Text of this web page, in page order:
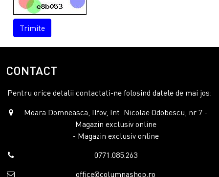
Trimite
CONTACT
Pentru orice detalii contactati-ne folosind datele de mai jos:
Moara Domneasca, Ilfov, Int. Nicolae Odobescu, nr 7 -
Magazin exclusiv online
- Magazin exclusiv online
0771.085.263
office@columnashop.ro